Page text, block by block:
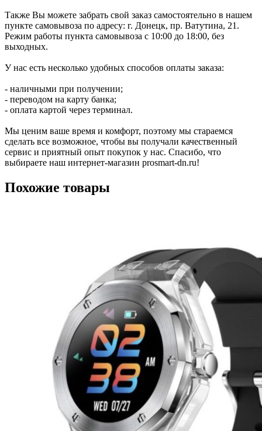
Также Вы можете забрать свой заказ самостоятельно в нашем
пункте самовывоза по адресу: г. Донецк, пр. Ватутина, 21.
Режим работы пункта самовывоза с 10:00 до 18:00, без
выходных.
У нас есть несколько удобных способов оплаты заказа:
- наличными при получении;
- переводом на карту банка;
- оплата картой через терминал.
Мы ценим ваше время и комфорт, поэтому мы стараемся
сделать все возможное, чтобы вы получали качественный
сервис и приятный опыт покупок у нас. Спасибо, что
выбираете наш интернет-магазин prosmart-dn.ru!
Похожие товары